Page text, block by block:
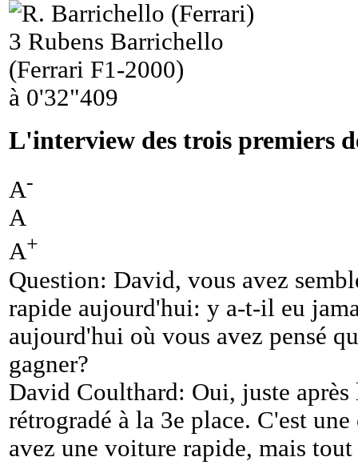
3 Rubens Barrichello
(Ferrari F1-2000)
à 0'32"409
L'interview des trois premiers
A-
A
A+
Question: David, vous avez
rapide aujourd'hui: y a-t-il eu
aujourd'hui où vous avez pensé
gagner?
David Coulthard: Oui, juste
rétrogradé à la 3e place. C'est
avez une voiture rapide, mais